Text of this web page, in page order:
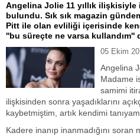
Angelina Jolie 11 yıllık
bulundu. Sık sık magazin
Pitt ile olan evliliği içerisinde
''bu süreçte ne varsa kullandım''
05 Ekim
Angelina
Madame
samimi
ilişkisinden sonra yaşadıklarını
kaybetmiştim, artık kendimi
Kadere inanıp inanmadığını